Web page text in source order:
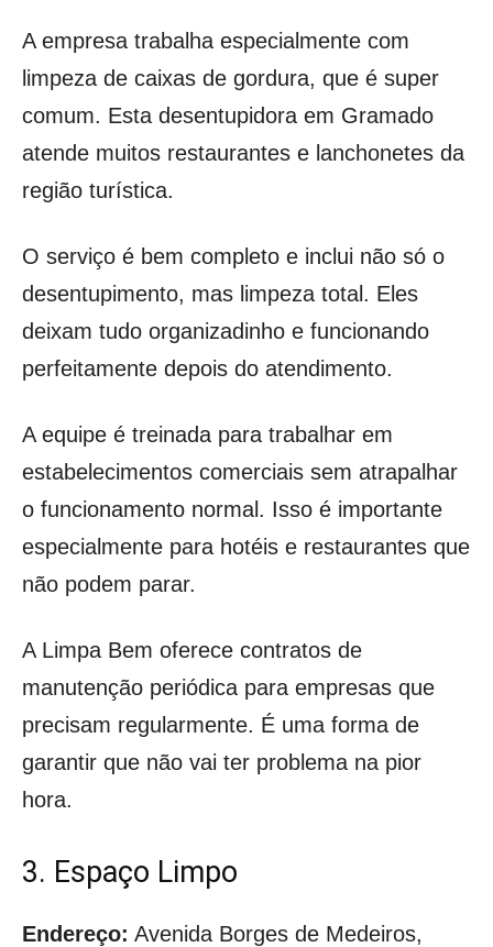
A empresa trabalha especialmente com
limpeza de caixas de gordura, que é super
comum. Esta desentupidora em Gramado
atende muitos restaurantes e lanchonetes da
região turística.
O serviço é bem completo e inclui não só o
desentupimento, mas limpeza total. Eles
deixam tudo organizadinho e funcionando
perfeitamente depois do atendimento.
A equipe é treinada para trabalhar em
estabelecimentos comerciais sem atrapalhar
o funcionamento normal. Isso é importante
especialmente para hotéis e restaurantes que
não podem parar.
A Limpa Bem oferece contratos de
manutenção periódica para empresas que
precisam regularmente. É uma forma de
garantir que não vai ter problema na pior
hora.
3. Espaço Limpo
Endereço: Avenida Borges de Medeiros,